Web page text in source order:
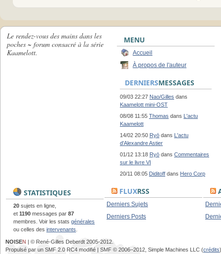
Le rendez-vous des mains dans les
poches ~ forum consacré à la série
Kaamelott.
MENU
Accueil
À propos de l'auteur
DERNIERSMESSAGES
09/03 22:27 Nao/Gilles dans
Kaamelott mini-OST
08/08 11:55 Thomas dans L'actu
Kaamelott
14/02 20:50 Ryō dans L'actu
d'Alexandre Astier
01/12 13:18 Ryō dans Commentaires
sur le livre VI
20/11 08:05 Diditoff dans Hero Corp
STATISTIQUES
20 sujets en ligne,
et 1190 messages par 87
membres. Voir les stats générales
ou celles des intervenants
FLUXRSS
Derniers Sujets
Derniers Posts
NOISEN | © René-Gilles Deberdt 2005-2012.
Propulsé par un SMF 2.0 RC4 modifié | SMF © 2006–2012, Simple Machines LLC (crédits)